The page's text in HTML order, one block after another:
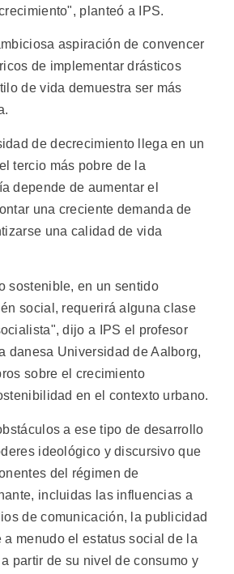
planteó a IPS.
aspiración de convencer
de implementar drásticos
de vida demuestra ser más
de decrecimiento llega en un
tercio más pobre de la
depende de aumentar el
una creciente demanda de
una calidad de vida
sostenible, en un sentido
social, requerirá alguna clase
dijo a IPS el profesor
danesa Universidad de Aalborg,
sobre el crecimiento
en el contexto urbano.
a ese tipo de desarrollo
ideológico y discursivo que
del régimen de
incluidas las influencias a
de comunicación, la publicidad
a menudo el estatus social de la
partir de su nivel de consumo y